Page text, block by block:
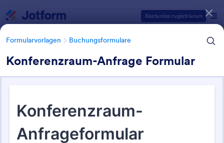
Kostenlos registrieren
Formularvorlagen Buchungsformulare
Konferenzraum-Anfrage Formular
Formularvorlagen Buchungsformulare
Buchungsformulare
Formularvorlagen Kategorien